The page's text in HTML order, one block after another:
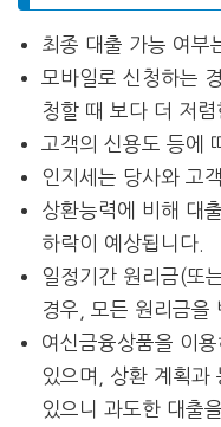
최종 대출 가능 여부
모바일로 신청하는
청할 때 보다 더 저
고객의 신용도 등에
인지세는 당사와 고
상환능력에 비해 대
하락이 예상됩니다.
일정기간 원리금(또
경우, 모든 원리금을
여신금융상품을 이
있으며, 상환 계획과
있으니 과도한 대출